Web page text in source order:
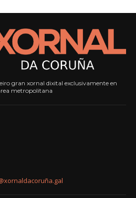
gran xornal dixital exclusivamente en
metropolitana